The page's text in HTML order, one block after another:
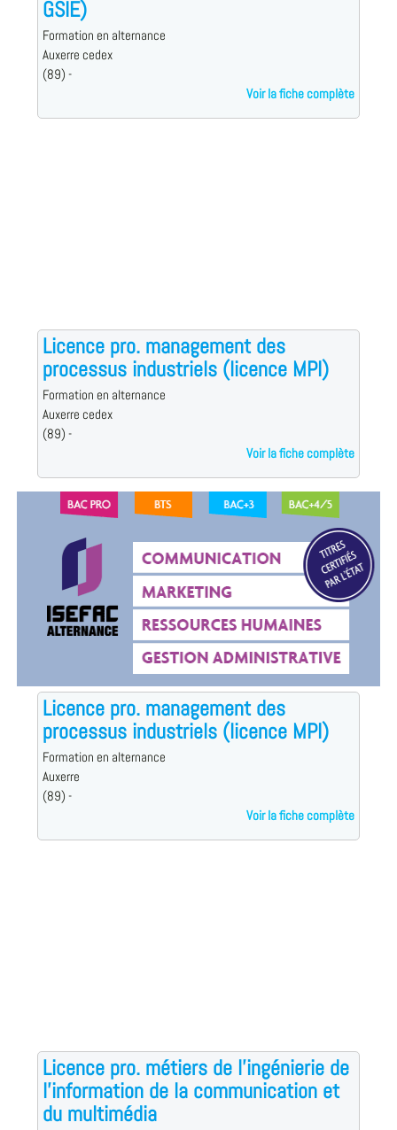
GSIE)
Formation en alternance
Auxerre cedex
(89) -
Voir la fiche complète
Licence pro. management des
processus industriels (licence MPI)
Formation en alternance
Auxerre cedex
(89) -
Voir la fiche complète
Licence pro. management des
processus industriels (licence MPI)
Formation en alternance
Auxerre
(89) -
Voir la fiche complète
Licence pro. métiers de l'ingénierie de
l'information de la communication et
du multimédia